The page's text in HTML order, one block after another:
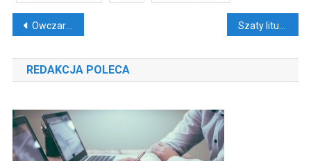
Nawigacja
wpisu
Owczarek Podhalański – idealny stróż domu
REDAKCJA POLECA